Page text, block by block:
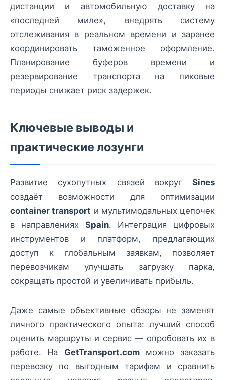
дистанции и автомобильную доставку на
«последней миле», внедрять систему
отслеживания в реальном времени и заранее
координировать таможенное оформление.
Планирование буферов времени и
резервирование транспорта на пиковые
периоды снижает риск задержек.
Ключевые выводы и
практические лозунги
Развитие сухопутных связей вокруг Sines
создаёт возможности для оптимизации
container transport и мультимодальных цепочек
в направлениях Spain. Интеграция цифровых
инструментов и платформ, предлагающих
доступ к глобальным заявкам, позволяет
перевозчикам улучшать загрузку парка,
сокращать простой и увеличивать прибыль.
Даже самые объективные обзоры не заменят
личного практического опыта: лучший способ
оценить маршруты и сервис — опробовать их в
работе. На GetTransport.comможно заказать
перевозку по выгодным тарифам и сравнить